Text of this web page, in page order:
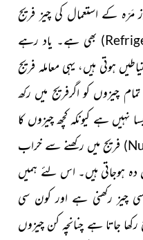
مَرّہ کے استعمال کی چیز فریج
) بھی ہے۔ یاد رہے
ہوتی ہیں، یہی معاملہ فریج
چیزوں کو اگرفریج میں رکھ
نہیں ہے کیونکہ کچھ چیزوں کا
) فریج میں رکھنے سے خراب
دہ ہوجاتی ہیں۔ اس لئے ہمیں
چیز رکھنی ہے اور کون سی
جاتا ہے چنانچہ کن چیزوں